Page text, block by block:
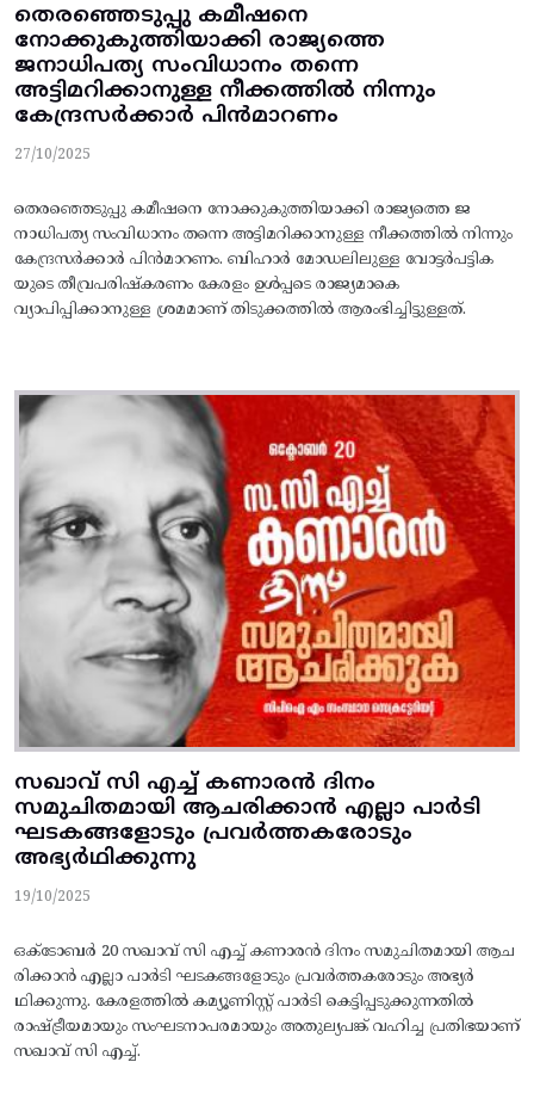
തെരഞ്ഞെടുപ്പു കമീഷനെ
നോക്കുകുത്തിയാക്കി രാജ്യത്തെ
ജനാധിപത്യ സംവിധാനം തന്നെ
അട്ടിമറിക്കാനുള്ള നീക്കത്തില്‍ നിന്നും
കേന്ദ്രസര്‍ക്കാര്‍ പിന്‍മാറണം
27/10/2025
തെരഞ്ഞെടുപ്പു കമീഷനെ നോക്കുകുത്തിയാക്കി രാജ്യത്തെ ജ
നാധിപത്യ സംവിധാനം തന്നെ അട്ടിമറിക്കാനുള്ള നീക്കത്തില്‍ നിന്നും
കേന്ദ്രസര്‍ക്കാര്‍ പിന്‍മാറണം. ബിഹാര്‍ മോഡലിലുള്ള വോട്ടര്‍പട്ടിക
യുടെ തീവ്രപരിഷ്‌കരണം കേരളം ഉള്‍പ്പടെ രാജ്യമാകെ
വ്യാപിപ്പിക്കാനുള്ള ശ്രമമാണ്‌ തിടുക്കത്തില്‍ ആരംഭിച്ചിട്ടുള്ളത്‌.
സഖാവ് സി എച്ച് കണാരൻ ദിനം
സമുചിതമായി ആചരിക്കാൻ എല്ലാ പാർടി
ഘടകങ്ങളോടും പ്രവർത്തകരോടും
അഭ്യർഥിക്കുന്നു
19/10/2025
ഒക്ടോബർ 20 സഖാവ് സി എച്ച് കണാരൻ ദിനം സമുചിതമായി ആച
രിക്കാൻ എല്ലാ പാർടി ഘടകങ്ങളോടും പ്രവർത്തകരോടും അഭ്യർ
ഥിക്കുന്നു. കേരളത്തിൽ കമ്യൂണിസ്റ്റ് പാർടി കെട്ടിപ്പടുക്കുന്നതിൽ
രാഷ്ട്രീയമായും സംഘടനാപരമായും അതുല്യപങ്ക് വഹിച്ച പ്രതിഭയാണ്
സഖാവ് സി എച്ച്.